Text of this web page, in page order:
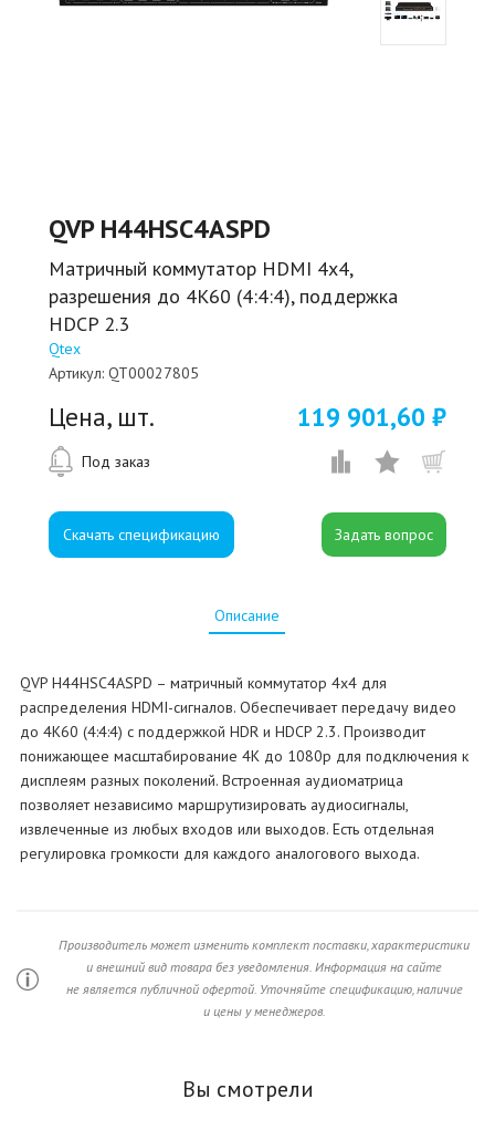
QVP H44HSC4ASPD
Матричный коммутатор HDMI 4x4,
разрешения до 4K60 (4:4:4), поддержка
HDCP 2.3
Qtex
Артикул: QT00027805
Цена, шт. 119 901,60 ₽
Под заказ
Скачать спецификацию
Описание
QVP H44HSC4ASPD – матричный коммутатор 4x4 для
распределения HDMI-сигналов. Обеспечивает передачу видео
до 4K60 (4:4:4) с поддержкой HDR и HDCP 2.3. Производит
понижающее масштабирование 4K до 1080p для подключения к
дисплеям разных поколений. Встроенная аудиоматрица
позволяет независимо маршрутизировать аудиосигналы,
извлеченные из любых входов или выходов. Есть отдельная
регулировка громкости для каждого аналогового выхода.
Производитель может изменить комплект поставки, характеристики
и внешний вид товара без уведомления. Информация на сайте
не является публичной офертой. Уточняйте спецификацию, наличие
и цены у менеджеров.
Вы смотрели